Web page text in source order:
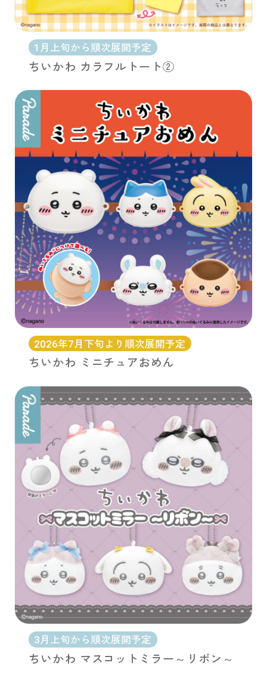
1月上旬から順次展開予定
ちいかわ カラフルトート②
2026年7月下旬より順次展開予定
ちいかわ ミニチュアおめん
3月上旬から順次展開予定
ちいかわ マスコットミラー～リボン～